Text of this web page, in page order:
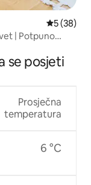
Prosječna
5 (38)
| Potpuno
se posjeti
Prosječna
temperatura
6 °C